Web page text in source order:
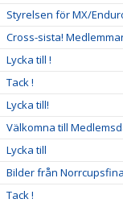
Styrelsen för MX/
Cross-sista!
Lycka till !
Tack !
Lycka till!
Välkomna till
Lycka till
Bilder från
Tack !